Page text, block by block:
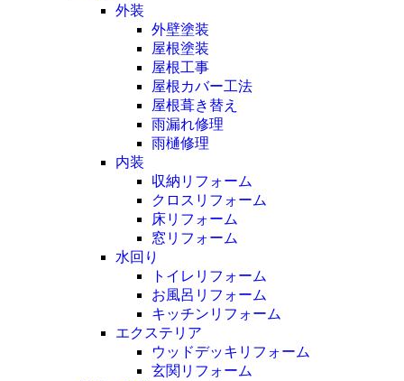
外装
外壁塗装
屋根塗装
屋根工事
屋根カバー工法
屋根葺き替え
雨漏れ修理
雨樋修理
内装
収納リフォーム
クロスリフォーム
床リフォーム
窓リフォーム
水回り
トイレリフォーム
お風呂リフォーム
キッチンリフォーム
エクステリア
ウッドデッキリフォーム
玄関リフォーム